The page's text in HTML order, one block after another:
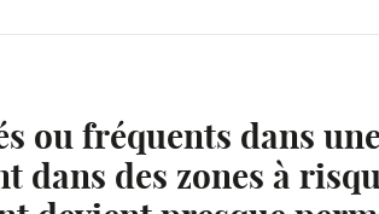
ou fréquents dans
dans des zones à